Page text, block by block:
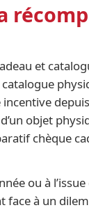
et
objet
chèque
ou à
face à un